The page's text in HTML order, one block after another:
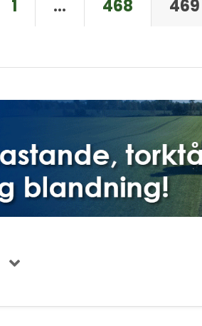
1 … 468 469